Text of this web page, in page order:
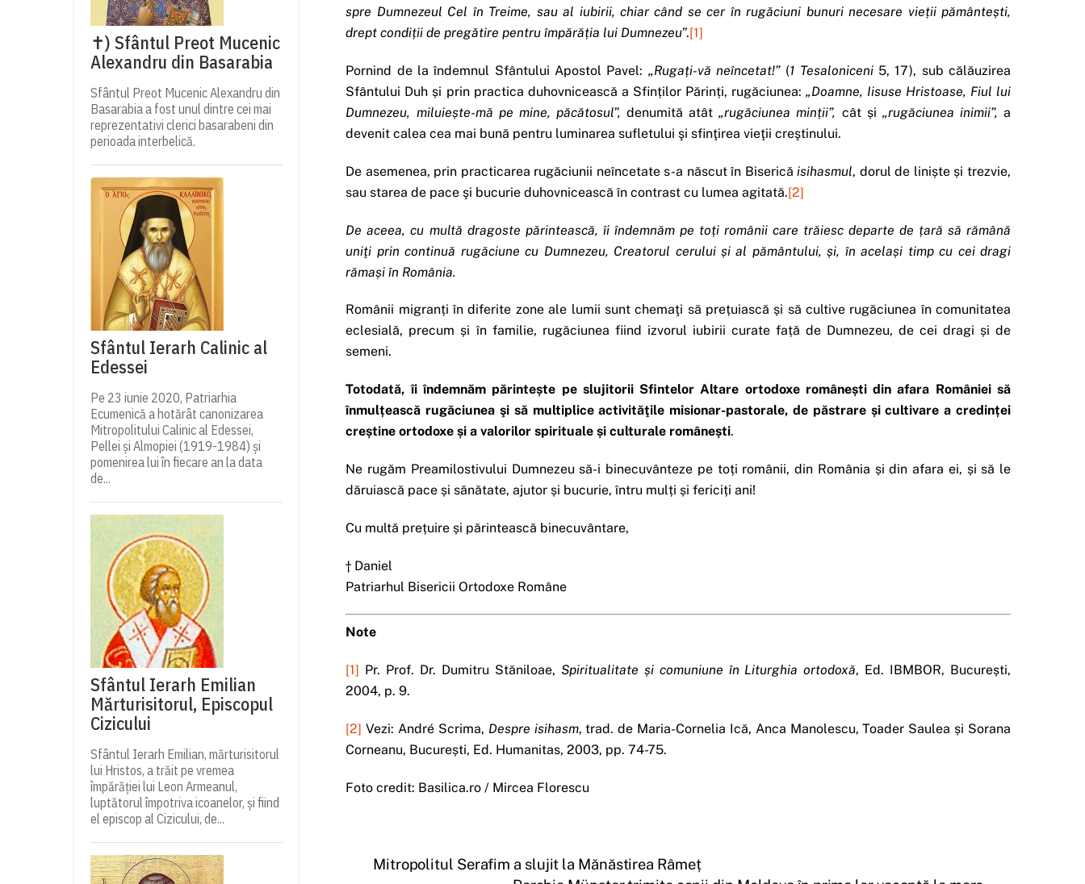
spre Dumnezeul Cel în Treime, sau al iubirii, chiar când se cer în rugăciuni bunuri necesare vieții pământești,
drept condiții de pregătire pentru împărăția lui Dumnezeu”.[1]
Pornind de la îndemnul Sfântului Apostol Pavel: „Rugați-vă neîncetat!” (1 Tesaloniceni5, 17), sub călăuzirea
Sfântului Duh și prin practica duhovnicească a Sfinților Părinți, rugăciunea: „Doamne, Iisuse Hristoase, Fiul lui
Dumnezeu, miluiește-mă pe mine, păcătosul”, denumită atât„rugăciunea minții”, cât și „rugăciunea inimii”, a
devenit calea cea mai bună pentru luminarea sufletului şi sfinţirea vieţii creştinului.
De asemenea, prin practicarea rugăciunii neîncetate s-a născut în Bisericăisihasmul, dorul de liniște și trezvie,
sau starea de pace şi bucurie duhovnicească în contrast cu lumea agitată.[2]
De aceea, cu multă dragoste părintească, îi îndemnăm pe toți românii care trăiesc departe de țară să rămână
uniţi prin continuă rugăciune cu Dumnezeu, Creatorul cerului și al pământului,și, în același timp cu cei dragi
rămași în România.
Românii migranți în diferite zone ale lumii sunt chemaţi să prețuiască și să cultive rugăciunea în comunitatea
eclesială, precum și în familie, rugăciunea fiind izvorul iubirii curate față de Dumnezeu, de cei dragi și de
semeni.
Totodată, îi îndemnăm părintește pe slujitorii Sfintelor Altare ortodoxe românești din afara României să
înmulțească rugăciunea şi să multiplice activităţile misionar-pastorale, de păstrare și cultivare a credinței
creștine ortodoxeși a valorilor spiritualeși culturale românești.
Ne rugăm Preamilostivului Dumnezeu să-i binecuvânteze pe toți românii, din România și din afara ei, și să le
dăruiască pace și sănătate, ajutor și bucurie, întru mulți și fericiți ani!
Cu multă prețuire și părintească binecuvântare,
† Daniel
Patriarhul Bisericii Ortodoxe Române
Note
[1] Pr. Prof. Dr. Dumitru Stăniloae, Spiritualitate și comuniune în Liturghia ortodoxă, Ed. IBMBOR, București,
2004, p. 9.
[2] Vezi: André Scrima, Despre isihasm, trad. de Maria-Cornelia Ică, Anca Manolescu, Toader Saulea și Sorana
Corneanu, București, Ed. Humanitas, 2003, pp. 74-75.
Foto credit: Basilica.ro / Mircea Florescu
Mitropolitul Serafim a slujit la Mănăstirea Râmeț
✝) Sfântul Preot Mucenic
Alexandru din Basarabia
Sfântul Preot Mucenic Alexandru din
Basarabia a fost unul dintre cei mai
reprezentativi clerici basarabeni din
perioada interbelică.
Sfântul Ierarh Calinic al
Edessei
Pe 23 iunie 2020, Patriarhia
Ecumenică a hotărât canonizarea
Mitropolitului Calinic al Edessei,
Pellei și Almopiei (1919-1984) și
pomenirea lui în fiecare an la data
de...
Sfântul Ierarh Emilian
Mărturisitorul, Episcopul
Cizicului
Sfântul Ierarh Emilian, mărturisitorul
lui Hristos, a trăit pe vremea
împărăției lui Leon Armeanul,
luptătorul împotriva icoanelor, și fiind
el episcop al Cizicului, de...